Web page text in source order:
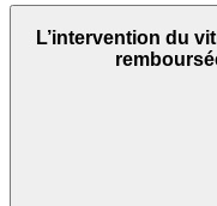
L’intervention du